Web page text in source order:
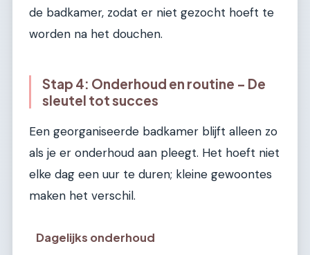
de badkamer, zodat er niet gezocht hoeft te
worden na het douchen.
Stap 4: Onderhoud en routine – De
sleutel tot succes
Een georganiseerde badkamer blijft alleen zo
als je er onderhoud aan pleegt. Het hoeft niet
elke dag een uur te duren; kleine gewoontes
maken het verschil.
Dagelijks onderhoud